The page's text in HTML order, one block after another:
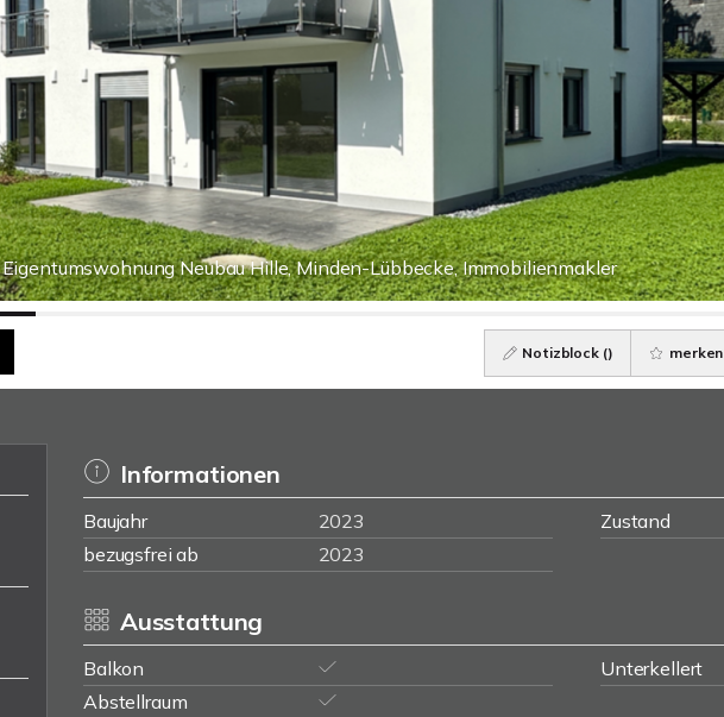
Eigentumswohnung Neubau Hille, Minden-Lübbecke, Immobilienmakler
Notizblock () merken
Informationen
Baujahr 2023 Zustand
bezugsfrei ab
2023
Ausstattung
Balkon
Unterkellert
Abstellraum